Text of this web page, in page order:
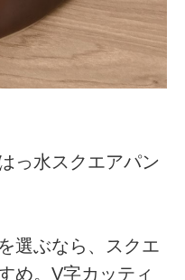
っ水スクエアパン
選ぶなら、スクエ
め。V字カッティ